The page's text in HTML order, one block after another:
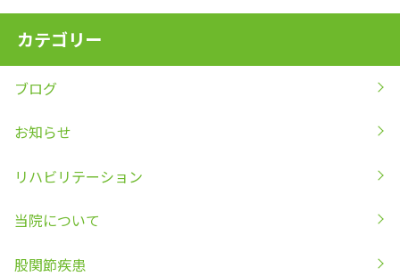
カテゴリー
ブログ
お知らせ
リハビリテーション
当院について
股関節疾患